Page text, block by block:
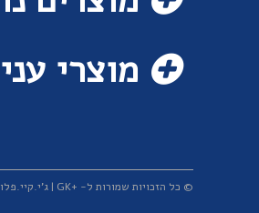
מוצרי
© כל הזכויות שמורות ל- +GK | ג'י.קיי.פלוס יזמות, שיווק, פרסום, מתנות | T. +972-3-5491188 | M. +972-54-4919459 |